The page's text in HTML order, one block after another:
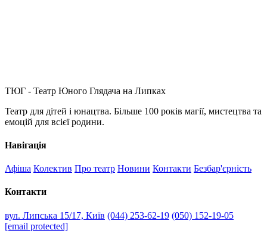
ТЮГ - Театр Юного Глядача на Липках
Театр для дітей і юнацтва. Більше 100 років магії, мистецтва та
емоцій для всієї родини.
Навігація
Афіша Колектив Про театр Новини Контакти Безбар'єрність
Контакти
вул. Липська 15/17, Київ (044) 253-62-19 (050) 152-19-05
[email protected]